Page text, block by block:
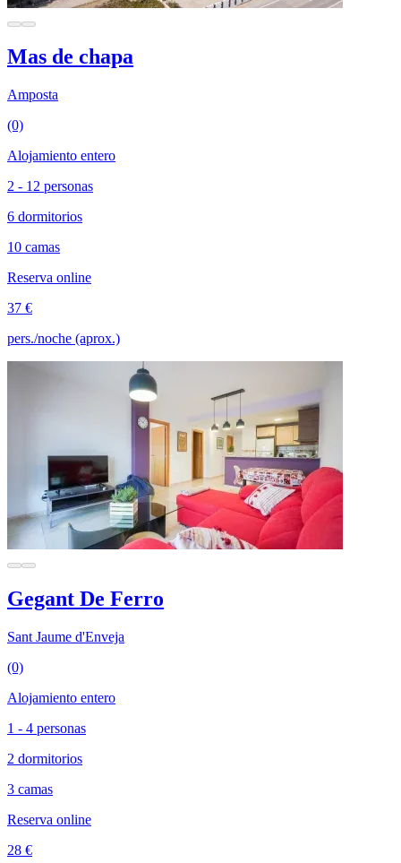
Mas de chapa
Amposta
(0)
Alojamiento entero
2 - 12 personas
6 dormitorios
10 camas
Reserva online
37 €
pers./noche (aprox.)
Gegant De Ferro
Sant Jaume d'Enveja
(0)
Alojamiento entero
1 - 4 personas
2 dormitorios
3 camas
Reserva online
28 €